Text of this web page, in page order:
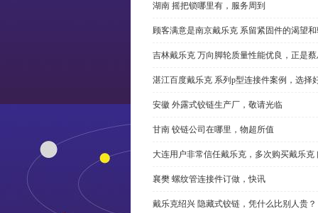
湖南 摇把锁哪里有，服务周到
顾客满意是南京戴乐克 系留紧固件的渴望
吉林戴乐克 万向脚轮质量性能优良，正是
湛江百度戴乐克 系列p型连接件案例，选择
安徽 外露式铰链生产厂，敬请光临
甘南 铰链公司在哪里，物超所值
大连用户非常信任戴乐克，多次购买戴乐克
襄樊 螺纹管连接件订做，快讯
戴乐克绍兴 隐藏式铰链，凭什么比别人贵？